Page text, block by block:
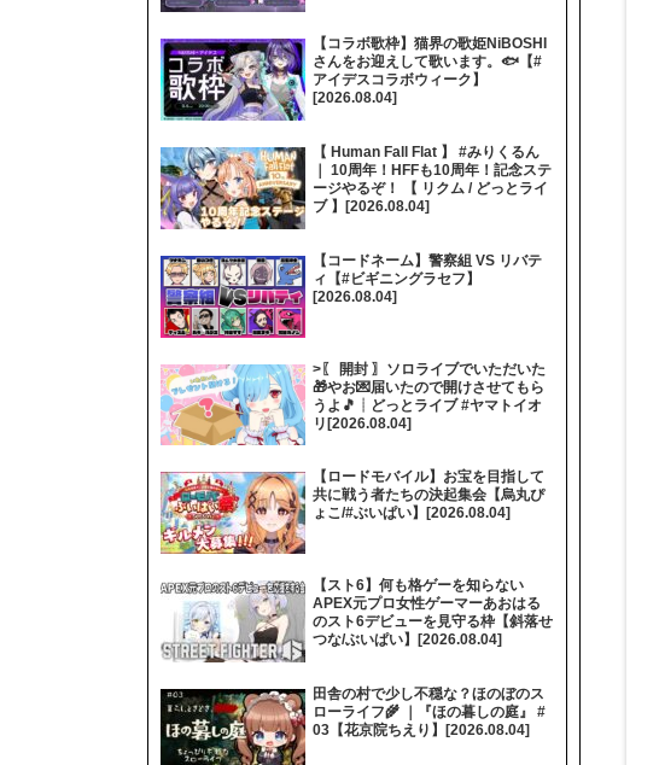
【コラボ歌枠】猫界の歌姫NiBOSHI
さんをお迎えして歌います。🐟【#
アイデスコラボウィーク】
[2026.08.04]
【 Human Fall Flat 】 #みりくるん
｜ 10周年！HFFも10周年！記念ステ
ージやるぞ！ 【 リクム / どっとライ
ブ 】[2026.08.04]
【コードネーム】警察組 VS リバテ
ィ【#ビギニングラセフ】
[2026.08.04]
>〖 開封 〗ソロライブでいただいた
🎁やお💌届いたので開けさせてもら
うよ🎵┊どっとライブ #ヤマトイオ
リ[2026.08.04]
【ロードモバイル】お宝を目指して
共に戦う者たちの決起集会【烏丸ぴ
ょこ/#ぶいぱい】[2026.08.04]
【スト6】何も格ゲーを知らない
APEX元プロ女性ゲーマーあおはる
のスト6デビューを見守る枠【斜落せ
つな/ぶいぱい】[2026.08.04]
田舎の村で少し不穏な？ほのぼのス
ローライフ🌾 ｜『ほの暮しの庭』 #
03【花京院ちえり】[2026.08.04]